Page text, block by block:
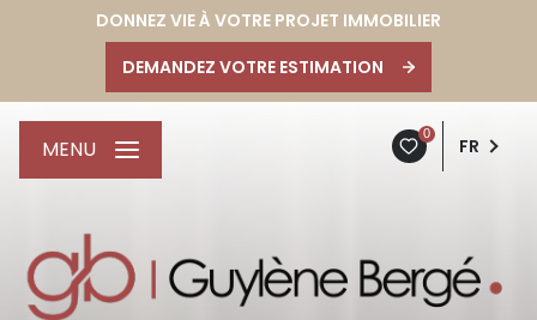
DONNEZ VIE À VOTRE PROJET IMMOBILIER
DEMANDEZ VOTRE ESTIMATION
0
FR
MENU